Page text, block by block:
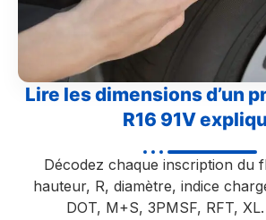
Lire les dimensions d’un
R16 91V
Décodez chaque inscription du
hauteur, R, diamètre, indice
DOT, M+S, 3PMSF, RFT,